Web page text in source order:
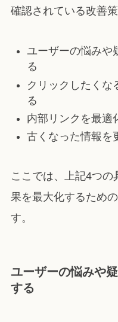
確認されている改善
ユーザーの悩みや
る
クリックしたくな
る
内部リンクを最適
古くなった情報を
ここでは、上記4つ
果を最大化するため
す。
ユーザーの悩みや
する